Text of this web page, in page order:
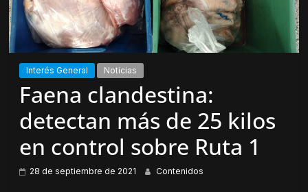
Interés General Noticias
Faena clandestina:
detectan más de 25 kilos
en control sobre Ruta 1
28 de septiembre de 2021 Contenidos